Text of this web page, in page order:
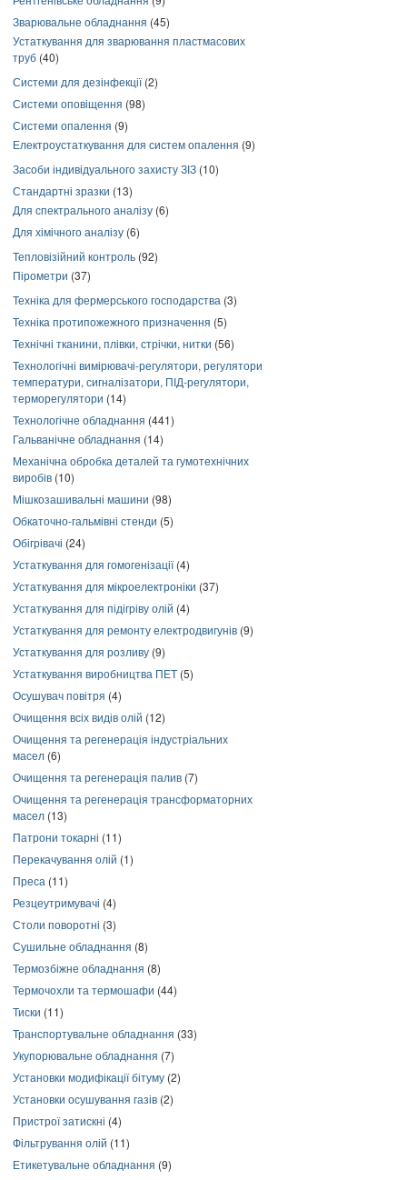
Зварювальне обладнання (45)
Устаткування для зварювання пластмасових
труб (40)
Системи для дезінфекції(2)
Системи оповіщення (98)
Системи опалення (9)
Електроустаткування для систем опалення (9)
Засоби індивідуального захисту ЗІЗ (10)
Стандартні зразки (13)
Для спектрального аналізу (6)
Для хімічного аналізу (6)
Тепловізійний контроль (92)
Пірометри (37)
Техніка для фермерського господарства (3)
Техніка протипожежного призначення (5)
Технічні тканини, плівки, стрічки, нитки (56)
Технологічні вимірювачі-регулятори, регулятори
температури, сигналізатори, ПІД-регулятори,
терморегулятори (14)
Технологічне обладнання (441)
Гальванічне обладнання (14)
Механічна обробка деталей та гумотехнічних
виробів (10)
Мішкозашивальні машини (98)
Обкаточно-гальмівні стенди (5)
Обігрівачі (24)
Устаткування для гомогенізації(4)
Устаткування для мікроелектроніки (37)
Устаткування для підігріву олій (4)
Устаткування для ремонту електродвигунів (9)
Устаткування для розливу (9)
Устаткування виробництва ПЕТ (5)
Осушувач повітря (4)
Очищення всіх видів олій (12)
Очищення та регенерація індустріальних
масел (6)
Очищення та регенерація палив (7)
Очищення та регенерація трансформаторних
масел (13)
Патрони токарні (11)
Перекачування олій (1)
Преса (11)
Резцеутримувачі (4)
Столи поворотні (3)
Сушильне обладнання (8)
Термозбіжне обладнання (8)
Термочохли та термошафи (44)
Тиски (11)
Транспортувальне обладнання (33)
Укупорювальне обладнання (7)
Установки модифікації бітуму (2)
Установки осушування газів (2)
Пристрої затискні (4)
Фільтрування олій (11)
Етикетувальне обладнання (9)